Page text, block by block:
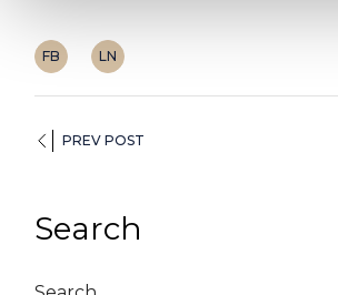
FB LN
PREV POST
Search